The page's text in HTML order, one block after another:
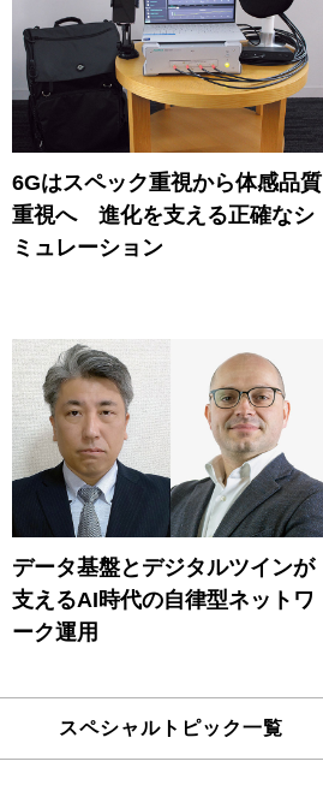
6Gはスペック重視から体感品質
重視へ 進化を支える正確なシ
ミュレーション
データ基盤とデジタルツインが
支えるAI時代の自律型ネットワ
ーク運用
スペシャルトピック一覧